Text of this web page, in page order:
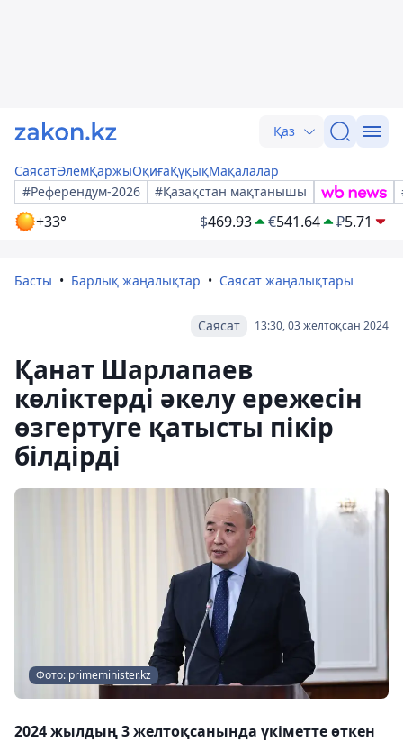
Қаз
СаясатӘлемҚаржыОқиғаҚұқықМақалалар
#Референдум-2026
#Қазақстан мақтанышы
+33° $469.93 €541.64 ₽5.71
Басты Барлық жаңалықтар Саясат жаңалықтары
13:30, 03 желтоқсан 2024
Саясат
Қанат Шарлапаев
көліктерді әкелу ережесін
өзгертуге қатысты пікір
білдірді
Фото: primeminister.kz
2024 жылдың 3 желтоқсанында үкіметте өткен